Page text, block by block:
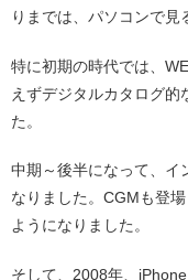
りまでは、パソコンで見
特に初期の時代では、
えずデジタルカタログ的
た。
中期～後半になって、イ
なりました。CGMも登
ようになりました。
そして、2008年、iPhone